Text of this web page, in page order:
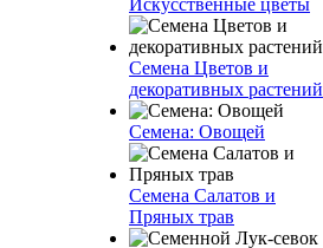
Искусственные цветы
Семена Цветов и
декоративных растений
Семена: Овощей
Семена Салатов и
Пряных трав